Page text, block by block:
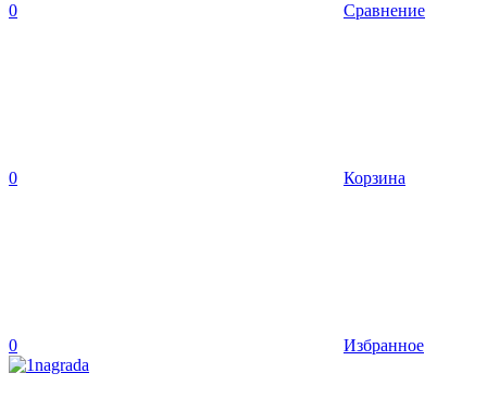
0 Сравнение
0 Корзина
0 Избранное